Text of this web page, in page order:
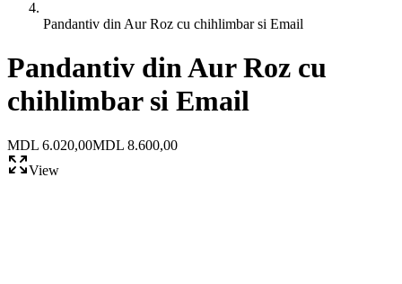
Pandantiv din Aur Roz cu chihlimbar si Email
Pandantiv din Aur Roz cu
chihlimbar si Email
MDL 6.020,00MDL 8.600,00
View